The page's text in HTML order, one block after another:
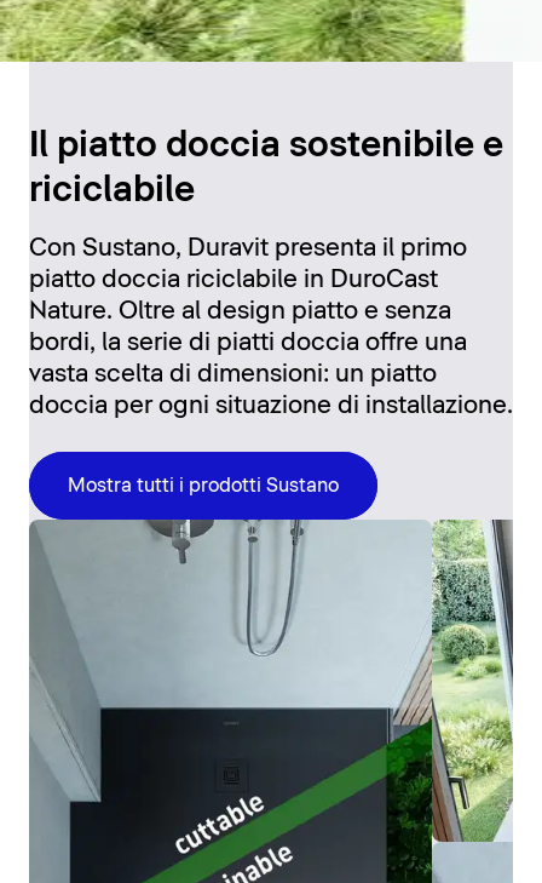
Il piatto doccia sostenibile e
riciclabile
Con Sustano, Duravit presenta il primo
piatto doccia riciclabile in DuroCast
Nature. Oltre al design piatto e senza
bordi, la serie di piatti doccia offre una
vasta scelta di dimensioni: un piatto
doccia per ogni situazione di installazione.
Mostra tutti i prodotti Sustano